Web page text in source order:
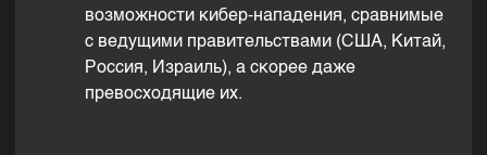
возможности кибер-нападения, сравнимые
с ведущими правительствами (США, Китай,
Россия, Израиль), а скорее даже
превосходящие их.